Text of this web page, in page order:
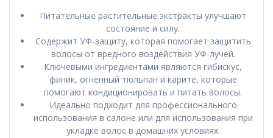
Питательные растительные экстракты улучшают
состояние и силу.
Содержит УФ-защиту, которая помогает защитить
волосы от вредного воздействия УФ-лучей.
Ключевыми ингредиентами являются гибискус,
финик, огненный тюльпан и карите, которые
помогают кондиционировать и питать волосы.
Идеально подходит для профессионального
использования в салоне или для использования при
укладке волос в домашних условиях.